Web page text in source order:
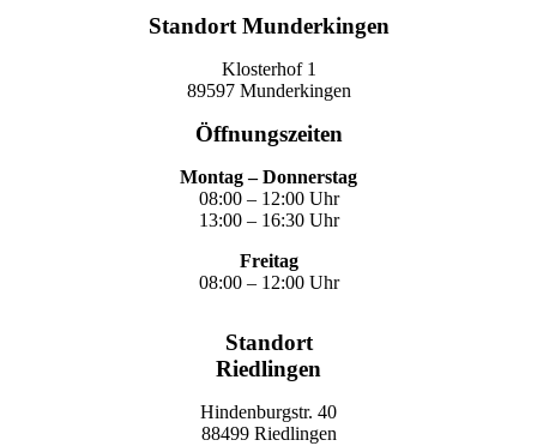
Standort Munderkingen
Klosterhof 1
89597 Munderkingen
Öffnungszeiten
Montag – Donnerstag
08:00 – 12:00 Uhr
13:00 – 16:30 Uhr
Freitag
08:00 – 12:00 Uhr
Standort
Riedlingen
Hindenburgstr. 40
88499 Riedlingen